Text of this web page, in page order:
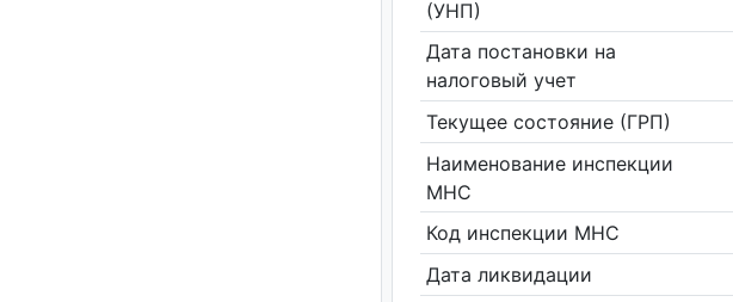
(УНП)
Дата постановки на
налоговый учет
Текущее состояние (ГРП)
Наименование инспекции
МНС
Код инспекции МНС
Дата ликвидации